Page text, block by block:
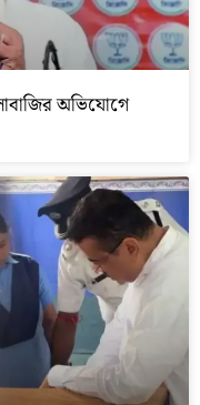
অভিযোগে